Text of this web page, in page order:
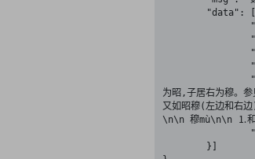
为昭,子居右为穆。
又如昭穆(左边和右
\n\n 穆mù\n\n ⒈和